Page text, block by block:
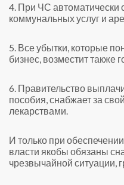
4. При ЧС автоматически
коммунальных услуг и
5. Все убытки, которые
бизнес, возместит также
6. Правительство
пособия, снабжает за
лекарствами.
И только при
власти якобы обязаны
чрезвычайной ситуации,